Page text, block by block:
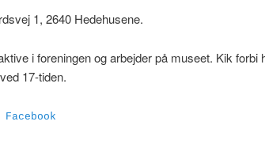
1, 2640 Hedehusene.
i foreningen og arbejder på museet. Kik forbi
17-tiden.
Facebook